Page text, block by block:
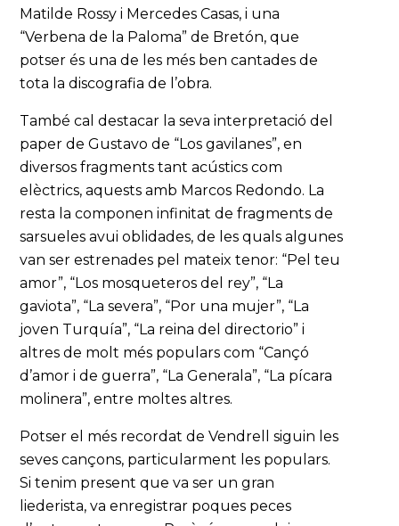
Matilde Rossy i Mercedes Casas, i una
“Verbena de la Paloma” de Bretón, que
potser és una de les més ben cantades de
tota la discografia de l’obra.
També cal destacar la seva interpretació del
paper de Gustavo de “Los gavilanes”, en
diversos fragments tant acústics com
elèctrics, aquests amb Marcos Redondo. La
resta la componen infinitat de fragments de
sarsueles avui oblidades, de les quals algunes
van ser estrenades pel mateix tenor: “Pel teu
amor”, “Los mosqueteros del rey”, “La
gaviota”, “La severa”, “Por una mujer”, “La
joven Turquía”, “La reina del directorio” i
altres de molt més populars com “Cançó
d’amor i de guerra”, “La Generala”, “La pícara
molinera”, entre moltes altres.
Potser el més recordat de Vendrell siguin les
seves cançons, particularment les populars.
Si tenim present que va ser un gran
liederista, va enregistrar poques peces